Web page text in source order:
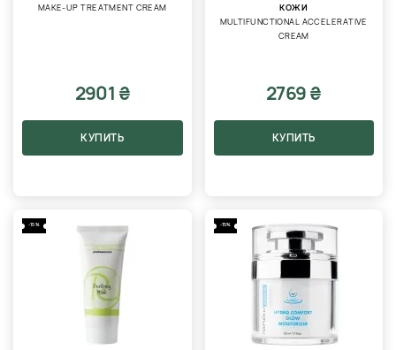
MAKE-UP TREATMENT CREAM
2901 ₴
КУПИТЬ
КОЖИ
MULTIFUNCTIONAL ACCELERATIVE
CREAM
2769 ₴
КУПИТЬ
-15% -15%